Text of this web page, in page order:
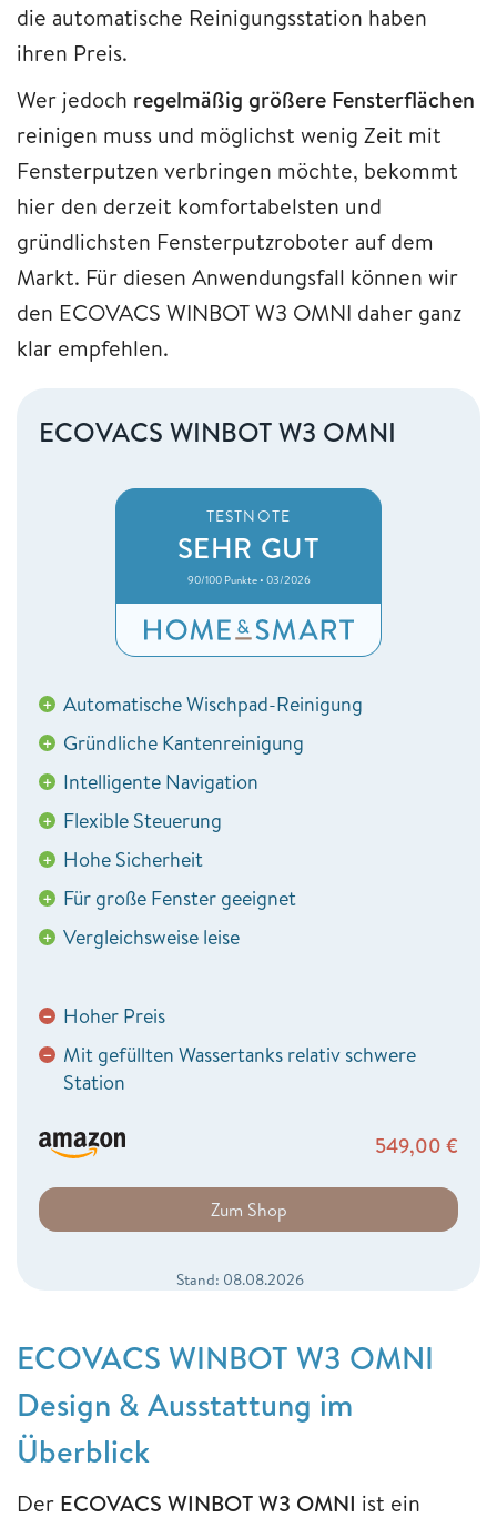
die automatische Reinigungsstation haben
ihren Preis.
Wer jedoch regelmäßig größere Fensterflächen
reinigen muss und möglichst wenig Zeit mit
Fensterputzen verbringen möchte, bekommt
hier den derzeit komfortabelsten und
gründlichsten Fensterputzroboter auf dem
Markt. Für diesen Anwendungsfall können wir
den ECOVACS WINBOT W3 OMNI daher ganz
klar empfehlen.
ECOVACS WINBOT W3 OMNI
TESTNOTE
SEHR GUT
90/100 Punkte • 03/2026
+ Automatische Wischpad-Reinigung
+ Gründliche Kantenreinigung
+ Intelligente Navigation
+ Flexible Steuerung
+ Hohe Sicherheit
+ Für große Fenster geeignet
+ Vergleichsweise leise
− Hoher Preis
− Mit gefüllten Wassertanks relativ schwere
Station
549,00 €
Zum Shop
Stand: 08.08.2026
ECOVACS WINBOT W3 OMNI
Design & Ausstattung im
Überblick
Der ECOVACS WINBOT W3 OMNI ist ein